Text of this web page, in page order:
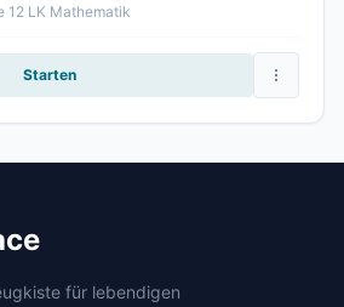
12 LK Mathematik
Starten
für lebendigen